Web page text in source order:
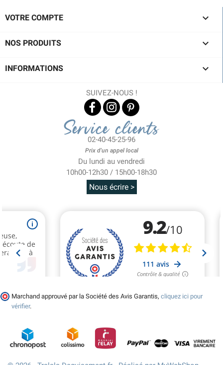
VOTRE COMPTE 
NOS PRODUITS 
INFORMATIONS 
SUIVEZ-NOUS !
Service clients
02-40-45-25-96
Prix d'un appel local
Du lundi au vendredi
10h00-12h30 / 15h00-18h30
Nous écrire >
Marchand approuvé par la Société des Avis Garantis, cliquez ici pour
vérifier.